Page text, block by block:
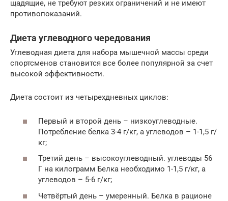
щадящие, не требуют резких ограничений и не имеют
противопоказаний.
Диета углеводного чередования
Углеводная диета для набора мышечной массы среди
спортсменов становится все более популярной за счет
высокой эффективности.
Диета состоит из четырехдневных циклов:
Первый и второй день – низкоуглеводные.
Потребление белка 3-4 г/кг, а углеводов – 1-1,5 г/
кг;
Третий день – высокоуглеводный. углеводы 56
Г на килограмм Белка необходимо 1-1,5 г/кг, а
углеводов – 5-6 г/кг;
Четвёртый день – умеренный. Белка в рационе